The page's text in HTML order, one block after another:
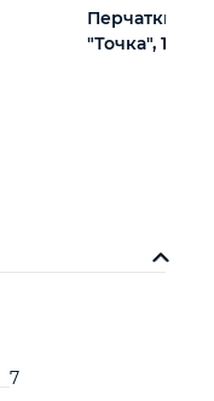
Перчатки х/
"Точка", 10
7